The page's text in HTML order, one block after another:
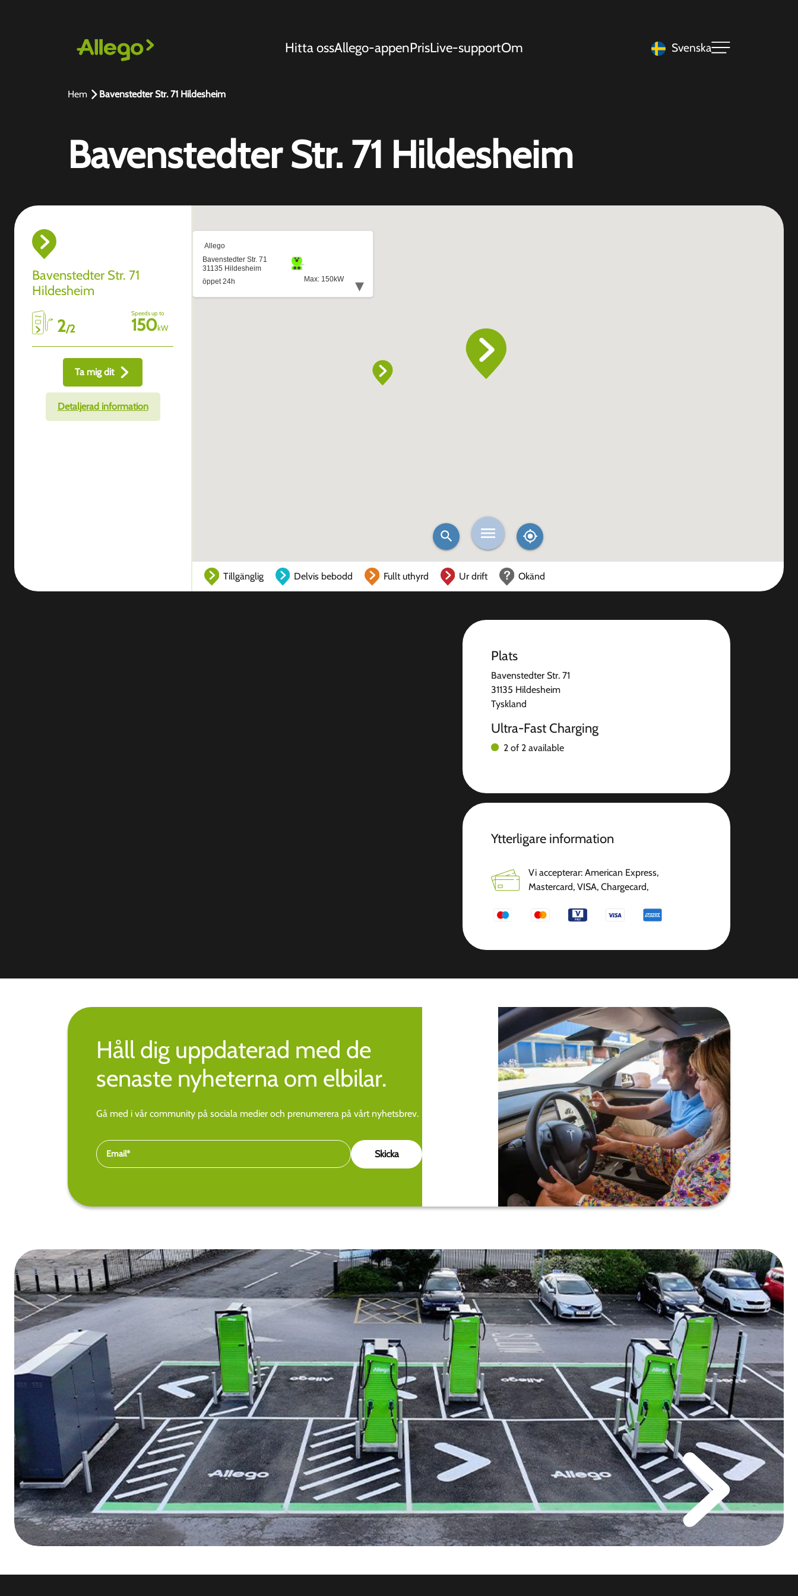
Hitta ossAllego-appenPrisLive-supportOm Svenska
Hem Bavenstedter Str. 71 Hildesheim
Bavenstedter Str. 71 Hildesheim
Bavenstedter Str. 71
Hildesheim
2/2
Speeds up to
150kW
Ta mig dit
Detaljerad information
Tillgänglig Delvis bebodd Fullt uthyrd Ur drift Okänd
Plats
Bavenstedter Str. 71
31135 Hildesheim
Tyskland
Ultra-Fast Charging
2 of 2 available
Ytterligare information
Vi accepterar: American Express,
Mastercard, VISA, Chargecard,
Håll dig uppdaterad med de
senaste nyheterna om elbilar.
Gå med i vår community på sociala medier och prenumerera på vårt nyhetsbrev.